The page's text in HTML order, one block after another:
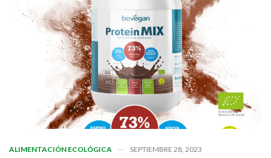
ALIMENTACIÓN ECOLÓGICA SEPTIEMBRE 28, 2023